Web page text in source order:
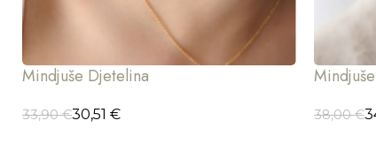
Mindjuše Djetelina
33,90€30,51 € 38,00€